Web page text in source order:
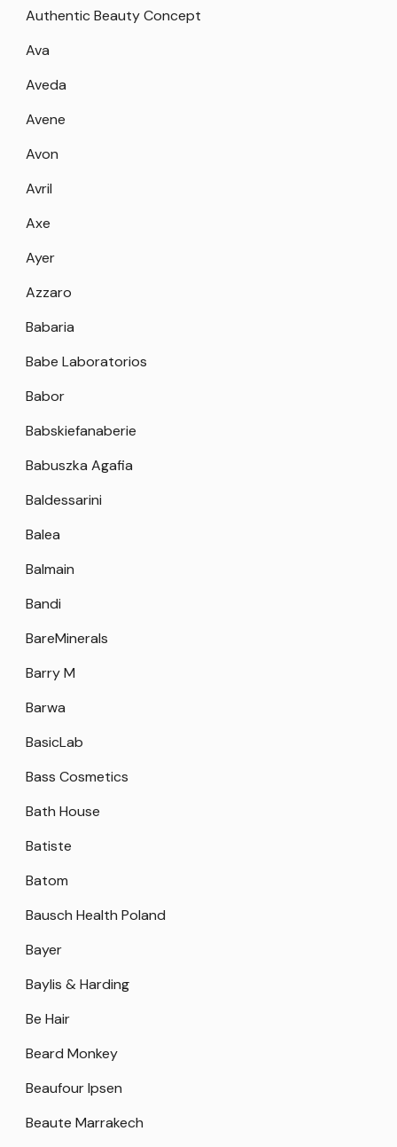
Authentic Beauty Concept
Ava
Aveda
Avene
Avon
Avril
Axe
Ayer
Azzaro
Babaria
Babe Laboratorios
Babor
Babskiefanaberie
Babuszka Agafia
Baldessarini
Balea
Balmain
Bandi
BareMinerals
Barry M
Barwa
BasicLab
Bass Cosmetics
Bath House
Batiste
Batom
Bausch Health Poland
Bayer
Baylis & Harding
Be Hair
Beard Monkey
Beaufour Ipsen
Beaute Marrakech